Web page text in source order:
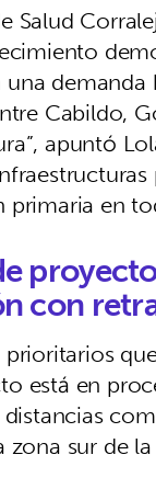
Salud
Cabildo,
apuntó
primaria en
con
está en
sur de